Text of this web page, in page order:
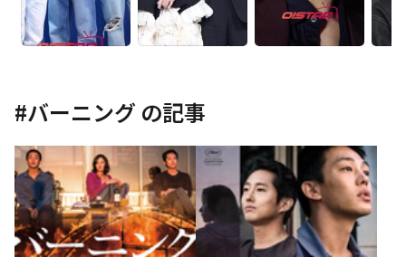
#バーニング の記事